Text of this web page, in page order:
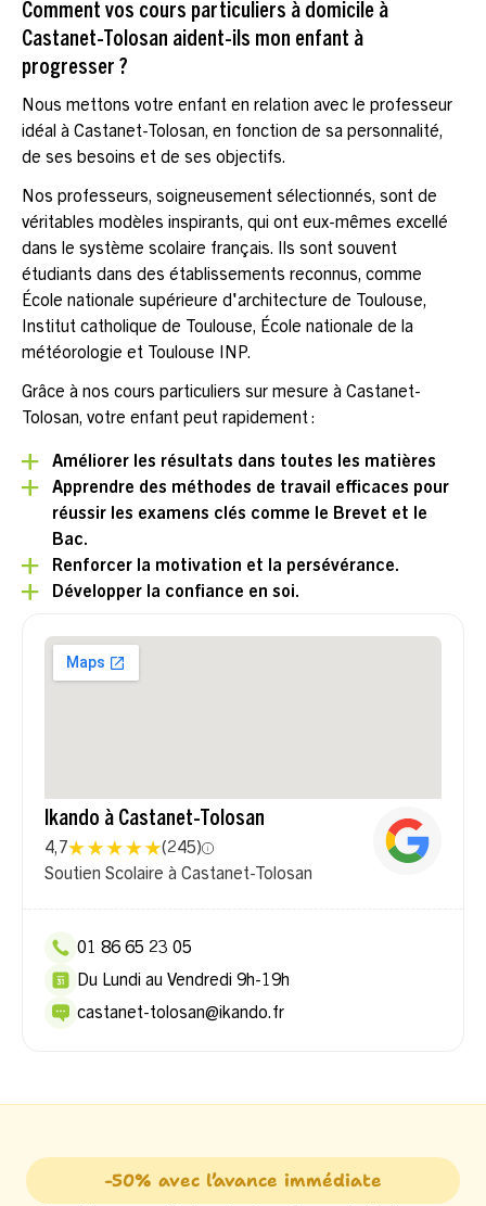
Comment vos cours particuliers à domicile à
Castanet-Tolosan aident-ils mon enfant à
progresser ?
Nous mettons votre enfant en relation avec le professeur
idéal à Castanet-Tolosan, en fonction de sa personnalité,
de ses besoins et de ses objectifs.
Nos professeurs, soigneusement sélectionnés, sont de
véritables modèles inspirants, qui ont eux-mêmes excellé
dans le système scolaire français. Ils sont souvent
étudiants dans des établissements reconnus, comme
École nationale supérieure d'architecture de Toulouse,
Institut catholique de Toulouse, École nationale de la
météorologie et Toulouse INP.
Grâce à nos cours particuliers sur mesure à Castanet-
Tolosan, votre enfant peut rapidement :
Améliorer les résultats dans toutes les matières
Apprendre des méthodes de travail efficaces pour
réussir les examens clés comme le Brevet et le
Bac.
Renforcer la motivation et la persévérance.
Développer la confiance en soi.
Ikando à Castanet-Tolosan
4,7 (245)
Soutien Scolaire à Castanet-Tolosan
01 86 65 23 05
Du Lundi au Vendredi 9h-19h
castanet-tolosan@ikando.fr
-50% avec l’avance immédiate